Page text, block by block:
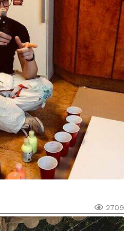
2709